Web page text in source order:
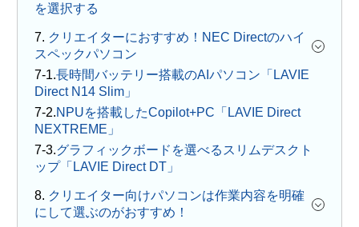
を選択する
7. クリエイターにおすすめ！NEC Directのハイ
スペックパソコン
長時間バッテリー搭載のAIパソコン「LAVIE
Direct N14 Slim」
NPUを搭載したCopilot+PC「LAVIE Direct
NEXTREME」
グラフィックボードを選べるスリムデスクト
ップ「LAVIE Direct DT」
8. クリエイター向けパソコンは作業内容を明確
にして選ぶのがおすすめ！